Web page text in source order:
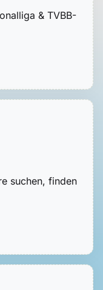
& TVBB-
suchen, finden